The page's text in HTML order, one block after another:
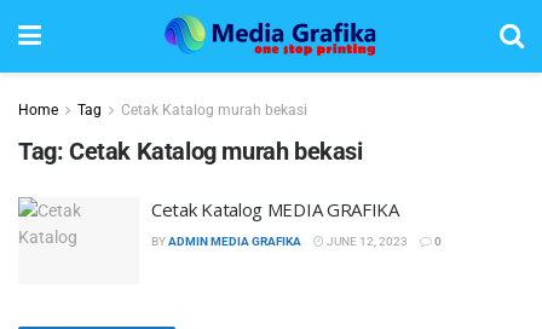
Home Tag Cetak Katalog murah bekasi
Tag: Cetak Katalog murah bekasi
Cetak Katalog MEDIA GRAFIKA
BYADMIN MEDIA GRAFIKA JUNE 12, 2023 0